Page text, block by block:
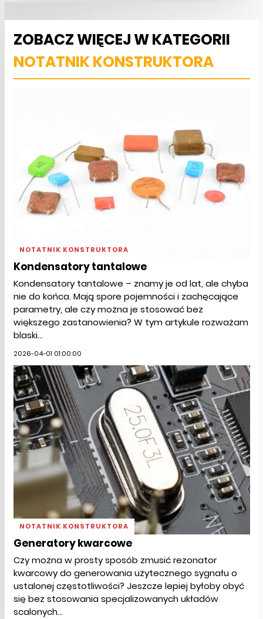
ZOBACZ WIĘCEJ W KATEGORII
NOTATNIK KONSTRUKTORA
NOTATNIK KONSTRUKTORA
Kondensatory tantalowe
Kondensatory tantalowe – znamy je od lat, ale chyba
nie do końca. Mają spore pojemności i zachęcające
parametry, ale czy można je stosować bez
większego zastanowienia? W tym artykule rozważam
blaski...
2026-04-01 01:00:00
NOTATNIK KONSTRUKTORA
Generatory kwarcowe
Czy można w prosty sposób zmusić rezonator
kwarcowy do generowania użytecznego sygnału o
ustalonej częstotliwości? Jeszcze lepiej byłoby obyć
się bez stosowania specjalizowanych układów
scalonych...